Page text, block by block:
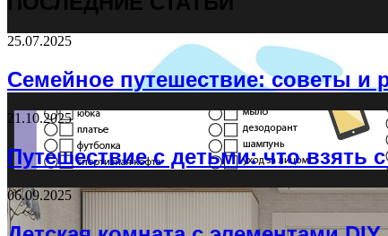
25.07.2025
Семейное путешествие: советы и
21.10.2025
Путешествие с детьми: что взять
06.09.2025